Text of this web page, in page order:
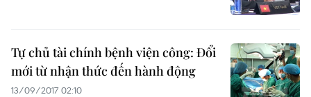
Tự chủ tài chính bệnh viện công: Đổi
mới từ nhận thức đến hành động
13/09/2017 02:10